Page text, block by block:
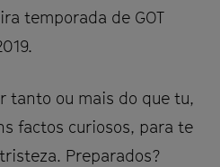
temporada de GOT
tanto ou mais do que tu,
factos curiosos, para te
Preparados?